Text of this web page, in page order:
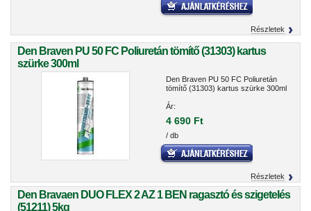
Részletek
Den Braven PU 50 FC Poliuretán tömítő (31303) kartus
szürke 300ml
Den Braven PU 50 FC Poliuretán
tömítő (31303) kartus szürke 300ml
Ár:
4 690 Ft
/ db
Részletek
Den Bravaen DUO FLEX 2 AZ 1 BEN ragasztó és szigetelés
(51211) 5kg